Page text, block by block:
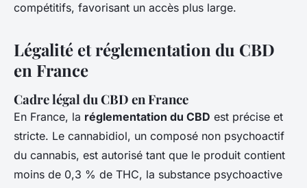
compétitifs, favorisant un accès plus large.
Légalité et réglementation du CBD
en France
Cadre légal du CBD en France
En France, la réglementation du CBD est précise et
stricte. Le cannabidiol, un composé non psychoactif
du cannabis, est autorisé tant que le produit contient
moins de 0,3 % de THC, la substance psychoactive